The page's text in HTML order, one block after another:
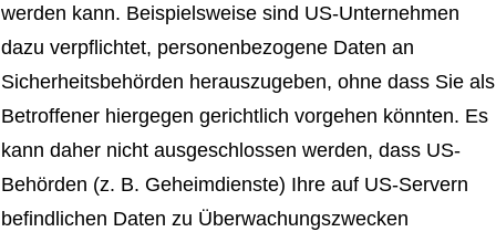
werden kann. Beispielsweise sind US-Unternehmen
dazu verpflichtet, personenbezogene Daten an
Sicherheitsbehörden herauszugeben, ohne dass Sie als
Betroffener hiergegen gerichtlich vorgehen könnten. Es
kann daher nicht ausgeschlossen werden, dass US-
Behörden (z. B. Geheimdienste) Ihre auf US-Servern
befindlichen Daten zu Überwachungszwecken